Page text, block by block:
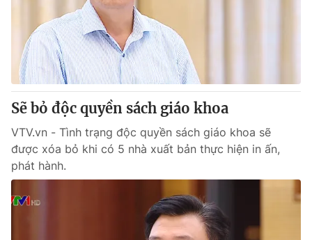
Sẽ bỏ độc quyền sách giáo khoa
VTV.vn - Tình trạng độc quyền sách giáo khoa sẽ
được xóa bỏ khi có 5 nhà xuất bản thực hiện in ấn,
phát hành.